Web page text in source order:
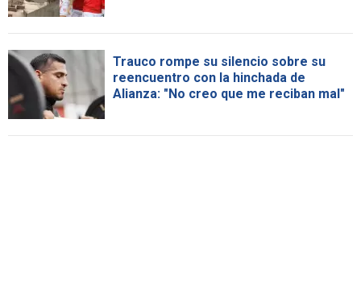
Trauco rompe su silencio sobre su
reencuentro con la hinchada de
Alianza: "No creo que me reciban mal"